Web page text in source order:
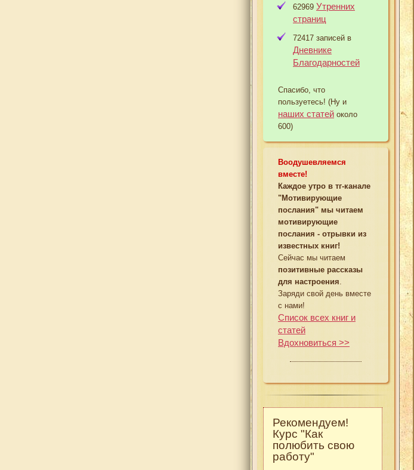
62969 Утренних
страниц
72417 записей в
Дневнике
Благодарностей
Спасибо, что
пользуетесь! (Ну и
наших статей около
600)
Воодушевляемся
вместе!
Каждое утро в тг-канале
"Мотивирующие
послания" мы читаем
мотивирующие
послания - отрывки из
известных книг!
Сейчас мы читаем
позитивные рассказы
для настроения
Заряди свой день вместе
с нами!
Список всех книг и
статей
Вдохновиться >>
Рекомендуем!
Курс "Как
полюбить свою
работу"